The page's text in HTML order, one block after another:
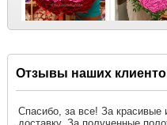
Отзывы наших
Спасибо, за все! За